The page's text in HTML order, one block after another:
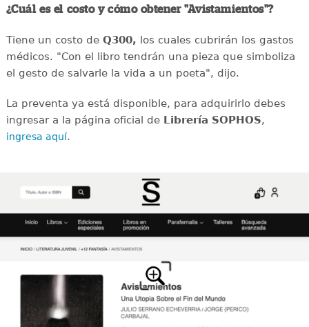
¿Cuál es el costo y cómo obtener "Avistamientos"?
Tiene un costo de Q300, los cuales cubrirán los gastos
médicos. "Con el libro tendrán una pieza que simboliza
el gesto de salvarle la vida a un poeta", dijo.
La preventa ya está disponible, para adquirirlo debes
ingresar a la página oficial de Librería SOPHOS,
ingresa aquí.